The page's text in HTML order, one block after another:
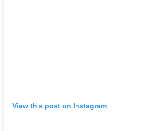
View this post on Instagram